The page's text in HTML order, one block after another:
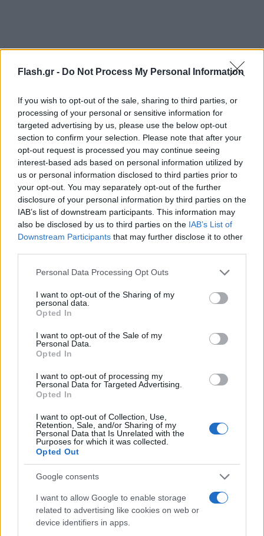
Flash.gr - Do Not Process My Personal Information
If you wish to opt-out of the sale, sharing to third parties, or
processing of your personal or sensitive information for
targeted advertising by us, please use the below opt-out
section to confirm your selection. Please note that after your
opt-out request is processed you may continue seeing
interest-based ads based on personal information utilized by
us or personal information disclosed to third parties prior to
your opt-out. You may separately opt-out of the further
disclosure of your personal information by third parties on the
IAB’s list of downstream participants. This information may
also be disclosed by us to third parties on the IAB’s List of
Downstream Participants that may further disclose it to other
Please note that this website/app uses one or more Google
not limited to your visit or usage behaviour. You may click to
grant or deny consent to Google and its third-party tags to
use your data for below specified purposes in below Google
consent section.
Personal Data Processing Opt Outs
I want to opt-out of the Sharing of my
personal data.
Opted In
I want to opt-out of the Sale of my
Personal Data.
Opted In
I want to opt-out of processing my
Personal Data for Targeted Advertising.
Opted In
I want to opt-out of Collection, Use,
Retention, Sale, and/or Sharing of my
Personal Data that Is Unrelated with the
Purposes for which it was collected.
Opted Out
Google consents
I want to allow Google to enable storage
related to advertising like cookies on web or
device identifiers in apps.
Η Ουκρανία έχει κατηγορήσει τη Ρωσία ότι
σιτηράαπό τα εδάφη που έχει καταλάβει η Μόσχα
από τότε που έστειλε τον στρατό της στη χώρα στις
24 Φεβρουαρίου και ότι εξάγει μέρος αυτών από
την Κριμαία. Η Μόσχα αρνείται κάθε τέτοια
ενέργεια.